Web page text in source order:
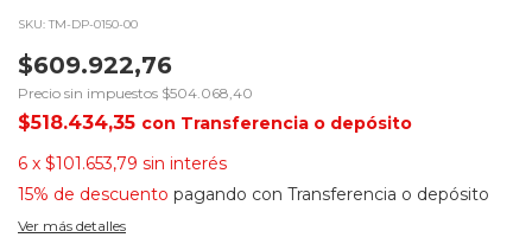
SKU:TM-DP-0150-00
$609.922,76
Precio sin impuestos $504.068,40
$518.434,35 con Transferencia o depósito
6 x $101.653,79 sin interés
15% de descuento pagando con Transferencia o depósito
Ver más detalles